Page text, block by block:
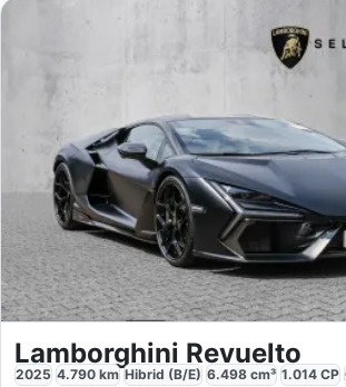
Lamborghini Revuelto
2025 4.790 km Hibrid (B/E) 6.498 cm³ 1.014 CP